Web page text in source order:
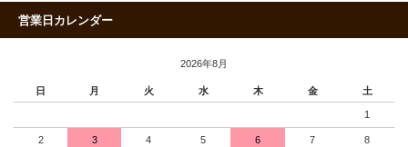
営業日カレンダー
2026年8月
日 月 火 水 木 金 土
1
2 3 4 5 6 7 8